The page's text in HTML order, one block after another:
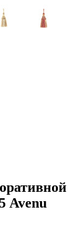
Avenu